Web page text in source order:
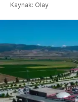
Kaynak: Olay